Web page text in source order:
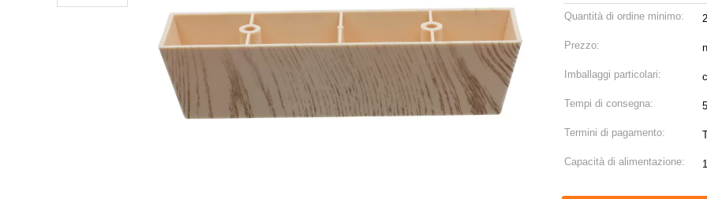
Quantità di ordine minimo:
Prezzo:
Imballaggi particolari:
Tempi di consegna:
Termini di pagamento:
Capacità di alimentazione: